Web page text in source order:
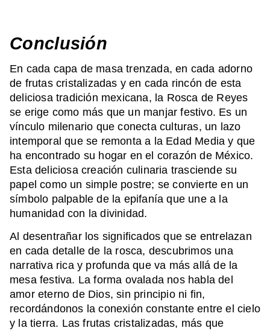
Conclusión
En cada capa de masa trenzada, en cada adorno
de frutas cristalizadas y en cada rincón de esta
deliciosa tradición mexicana, la Rosca de Reyes
se erige como más que un manjar festivo. Es un
vínculo milenario que conecta culturas, un lazo
intemporal que se remonta a la Edad Media y que
ha encontrado su hogar en el corazón de México.
Esta deliciosa creación culinaria trasciende su
papel como un simple postre; se convierte en un
símbolo palpable de la epifanía que une a la
humanidad con la divinidad.
Al desentrañar los significados que se entrelazan
en cada detalle de la rosca, descubrimos una
narrativa rica y profunda que va más allá de la
mesa festiva. La forma ovalada nos habla del
amor eterno de Dios, sin principio ni fin,
recordándonos la conexión constante entre el cielo
y la tierra. Las frutas cristalizadas, más que